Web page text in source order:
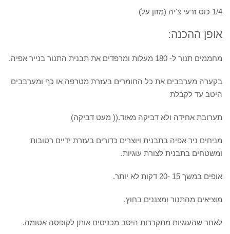
1/4 כוס זרעי צ'יה (מזון על)
אופן ההכנה:
מחממים תנור ל- 180 מעלות ומרפדים את תבנית התנור בנייר אפיה.
בקערה מערבבים את כל החומרים בעזרת מטרפה או כף ומערבבים
היטב עד לקבלת
תערובת אחידה ולא דביקה מאוד.(( מעט דביקה)
מניחים ניר אפיה בתבנית ויוצרים כדורים בעזרת ידיים רטובות
ומשטחים בתבנית לצורת עוגיות.
אופים במשך 15 -20 דקות לא יותר.
מוציאים מהתנור ומצננים בחוץ.
לאחר שהעוגיות מתקררות היטב מכניסים אותן לקופסה אטומה.